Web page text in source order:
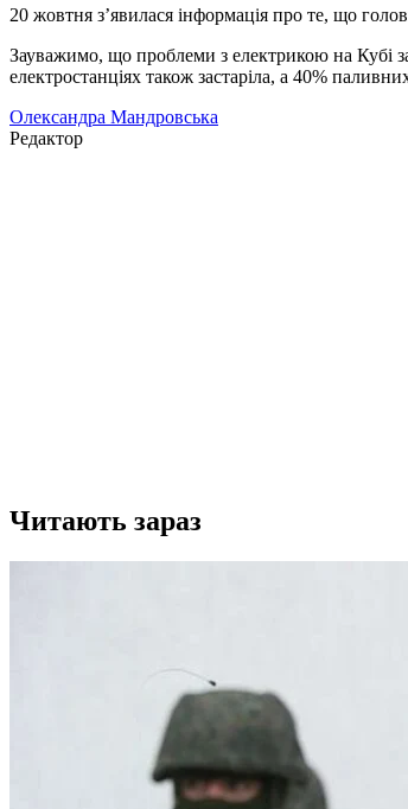
20 жовтня з’явилася інформація про те, що
Зауважимо, що проблеми з електрикою на Кубі
електростанціях також застаріла, а 40%
Олександра Мандровська
Редактор
Читають зараз